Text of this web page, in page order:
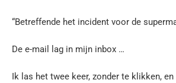
“Betreffende het incident voor de
De e-mail lag in mijn inbox …
Ik las het twee keer, zonder te klikken,